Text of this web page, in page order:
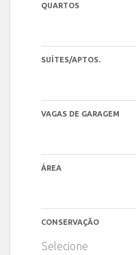
QUARTOS
SUÍTES/APTOS.
VAGAS DE GARAGEM
ÁREA
CONSERVAÇÃO
Selecione